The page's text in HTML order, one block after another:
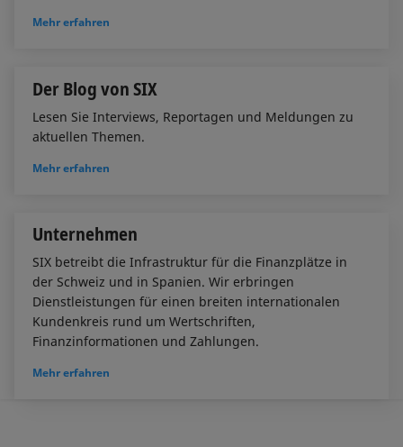
Mehr erfahren
Der Blog von SIX
Lesen Sie Interviews, Reportagen und Meldungen zu
aktuellen Themen.
Mehr erfahren
Unternehmen
SIX betreibt die Infrastruktur für die Finanzplätze in
der Schweiz und in Spanien. Wir erbringen
Dienstleistungen für einen breiten internationalen
Kundenkreis rund um Wertschriften,
Finanzinformationen und Zahlungen.
Mehr erfahren